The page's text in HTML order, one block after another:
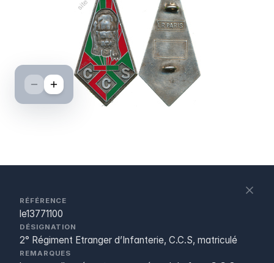
RÉFÉRENCE
le13771100
DÉSIGNATION
2° Régiment Etranger d’Infanterie, C.C.S, matriculé
REMARQUES